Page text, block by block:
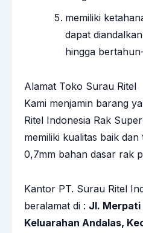
memiliki
dapat
hingga
Alamat Toko Surau Ritel
Kami menjamin barang
Ritel Indonesia Rak
memiliki kualitas baik
0,7mm bahan dasar rak
Kantor PT. Surau Ritel
beralamat di : Jl. Merpati
Keluarahan Andalas,